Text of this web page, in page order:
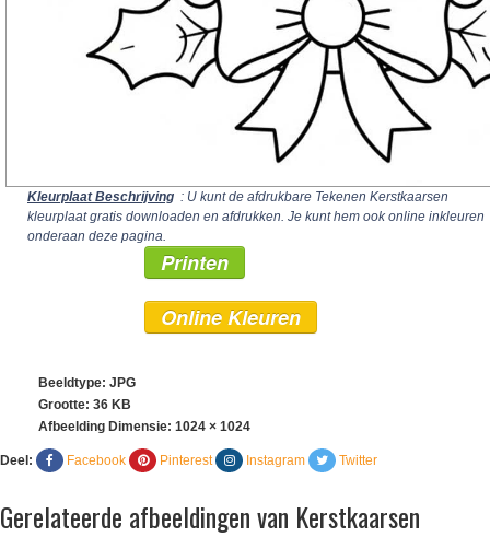
Kleurplaat Beschrijving : U kunt de afdrukbare Tekenen Kerstkaarsen
kleurplaat gratis downloaden en afdrukken. Je kunt hem ook online inkleuren
onderaan deze pagina.
Printen
Online Kleuren
Beeldtype: JPG
Grootte: 36 KB
Afbeelding Dimensie: 1024 × 1024
Deel: Facebook Pinterest Instagram Twitter
Gerelateerde afbeeldingen van Kerstkaarsen